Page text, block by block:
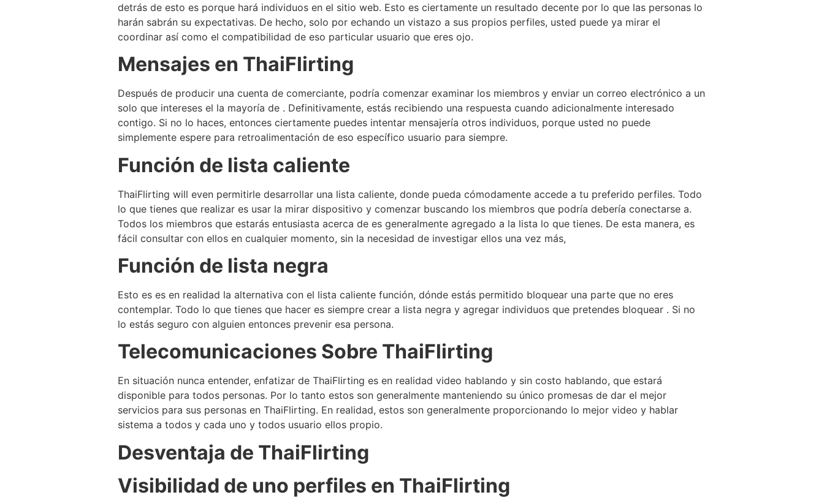
detrás de esto es porque hará individuos en el sitio web. Esto es ciertamente un resultado decente por lo que las personas lo
harán sabrán su expectativas. De hecho, solo por echando un vistazo a sus propios perfiles, usted puede ya mirar el
coordinar así como el compatibilidad de eso particular usuario que eres ojo.
Mensajes en ThaiFlirting
Después de producir una cuenta de comerciante, podría comenzar examinar los miembros y enviar un correo electrónico a un
solo que intereses el la mayoría de . Definitivamente, estás recibiendo una respuesta cuando adicionalmente interesado
contigo. Si no lo haces, entonces ciertamente puedes intentar mensajería otros individuos, porque usted no puede
simplemente espere para retroalimentación de eso específico usuario para siempre.
Función de lista caliente
ThaiFlirting will even permitirle desarrollar una lista caliente, donde pueda cómodamente accede a tu preferido perfiles. Todo
lo que tienes que realizar es usar la mirar dispositivo y comenzar buscando los miembros que podría debería conectarse a.
Todos los miembros que estarás entusiasta acerca de es generalmente agregado a la lista lo que tienes. De esta manera, es
fácil consultar con ellos en cualquier momento, sin la necesidad de investigar ellos una vez más,
Función de lista negra
Esto es es en realidad la alternativa con el lista caliente función, dónde estás permitido bloquear una parte que no eres
contemplar. Todo lo que tienes que hacer es siempre crear a lista negra y agregar individuos que pretendes bloquear . Si no
lo estás seguro con alguien entonces prevenir esa persona.
Telecomunicaciones Sobre ThaiFlirting
En situación nunca entender, enfatizar de ThaiFlirting es en realidad video hablando y sin costo hablando, que estará
disponible para todos personas. Por lo tanto estos son generalmente manteniendo su único promesas de dar el mejor
servicios para sus personas en ThaiFlirting. En realidad, estos son generalmente proporcionando lo mejor video y hablar
sistema a todos y cada uno y todos usuario ellos propio.
Desventaja de ThaiFlirting
Visibilidad de uno perfiles en ThaiFlirting